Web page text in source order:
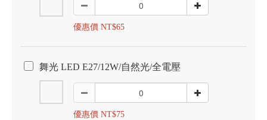
優惠價 NT$65
舞光 LED E27/12W/自然光/全電壓
優惠價 NT$75